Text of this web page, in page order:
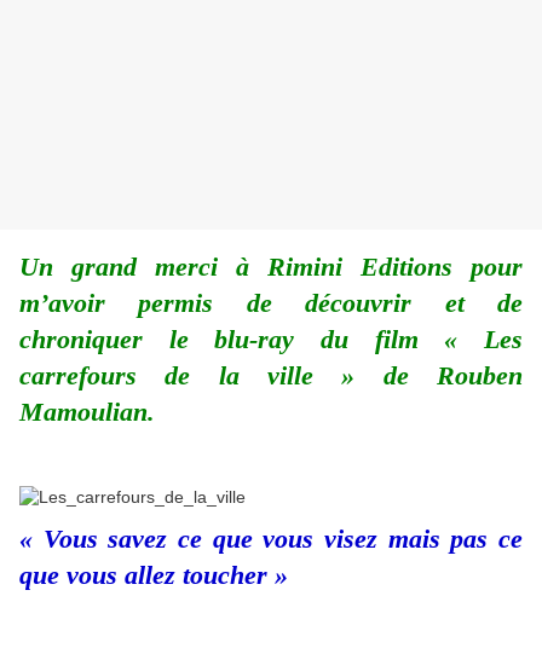
Un grand merci à Rimini Editions pour
m’avoir permis de découvrir et de
chroniquer le blu-ray du film « Les
carrefours de la ville » de Rouben
Mamoulian.
« Vous savez ce que vous visez mais pas ce
que vous allez toucher »